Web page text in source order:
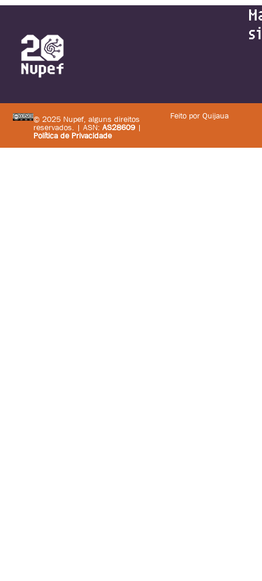
© 2025 Nupef, alguns direitos
reservados. | ASN: AS28609|
Política de Privacidade
Feito por Quijaua